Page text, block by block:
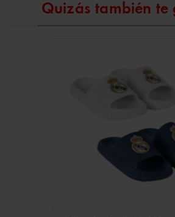
Quizás también te